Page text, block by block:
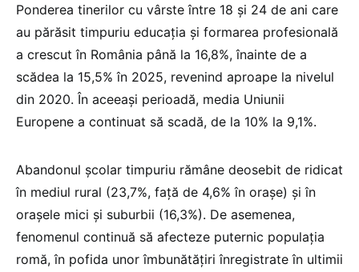
Ponderea tinerilor cu vârste între 18 și 24 de ani care
au părăsit timpuriu educația și formarea profesională
a crescut în România până la 16,8%, înainte de a
scădea la 15,5% în 2025, revenind aproape la nivelul
din 2020. În aceeași perioadă, media Uniunii
Europene a continuat să scadă, de la 10% la 9,1%.
Abandonul școlar timpuriu rămâne deosebit de ridicat
în mediul rural (23,7%, față de 4,6% în orașe) și în
orașele mici și suburbii (16,3%). De asemenea,
fenomenul continuă să afecteze puternic populația
romă, în pofida unor îmbunătățiri înregistrate în ultimii